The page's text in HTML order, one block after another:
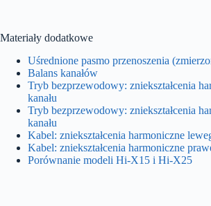
Materiały dodatkowe
Uśrednione pasmo przenoszenia
Balans kanałów
Tryb bezprzewodowy: zniekształcenia
kanału
Tryb bezprzewodowy: zniekształcenia
kanału
Kabel: zniekształcenia harmoniczne
Kabel: zniekształcenia harmoniczne
Porównanie modeli Hi-X15 i Hi-X25